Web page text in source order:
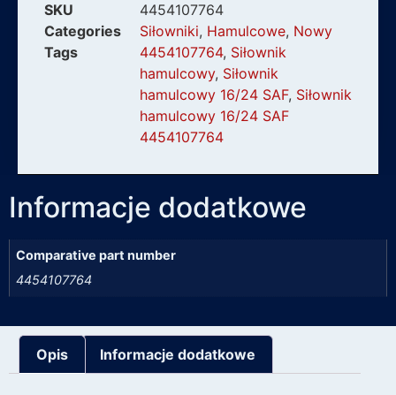
SKU
4454107764
Categories
Siłowniki, Hamulcowe, Nowy
Tags
4454107764, Siłownik
hamulcowy, Siłownik
hamulcowy 16/24 SAF, Siłownik
hamulcowy 16/24 SAF
4454107764
Informacje dodatkowe
Comparative part number
4454107764
Opis Informacje dodatkowe